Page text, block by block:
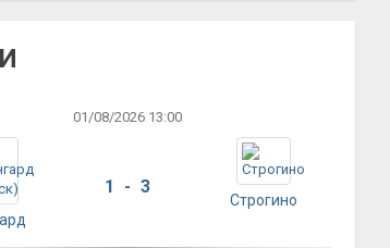
01/08/2026 13:00
1 - 3
Строгино